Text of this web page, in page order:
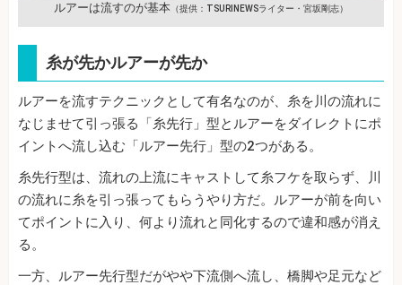
ルアーは流すのが基本 （提供：TSURINEWSライター・宮坂剛志）
糸が先かルアーが先か
ルアーを流すテクニックとして有名なのが、糸を川の流れに
なじませて引っ張る「糸先行」型とルアーをダイレクトにポ
イントへ流し込む「ルアー先行」型の2つがある。
糸先行型は、流れの上流にキャストして糸フケを取らず、川
の流れに糸を引っ張ってもらうやり方だ。ルアーが前を向い
てポイントに入り、何より流れと同化するので違和感が消え
る。
一方、ルアー先行型だがやや下流側へ流し、橋脚や足元など